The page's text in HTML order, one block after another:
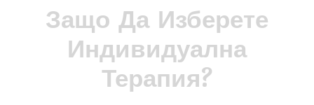
Защо Да Изберете
Индивидуална
Терапия?